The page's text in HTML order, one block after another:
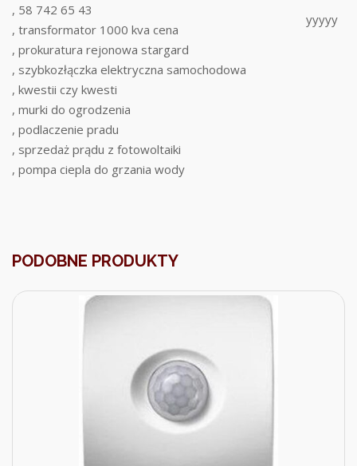
, 58 742 65 43
, transformator 1000 kva cena
, prokuratura rejonowa stargard
, szybkozłączka elektryczna samochodowa
, kwestii czy kwesti
, murki do ogrodzenia
, podlaczenie pradu
, sprzedaż prądu z fotowoltaiki
, pompa ciepla do grzania wody
yyyyy
PODOBNE PRODUKTY